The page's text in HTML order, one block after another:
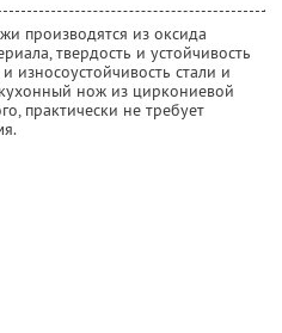
производятся из оксида
твердость и устойчивость
износоустойчивость стали и
нож из циркониевой
практически не требует